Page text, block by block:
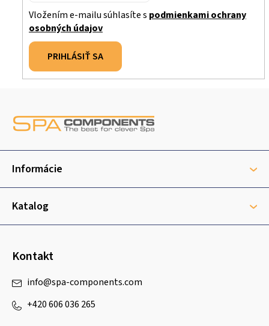
Vložením e-mailu súhlasíte s podmienkami ochrany
osobných údajov
PRIHLÁSIŤ SA
ä
i
Informácie
Katalog
Kontakt
info@spa-components.com
+420 606 036 265